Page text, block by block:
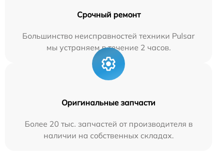
Срочный ремонт
Большинство неисправностей техники Pulsar
мы устраняем в течение 2 часов.
Оригинальные запчасти
Более 20 тыс. запчастей от производителя в
наличии на собственных складах.